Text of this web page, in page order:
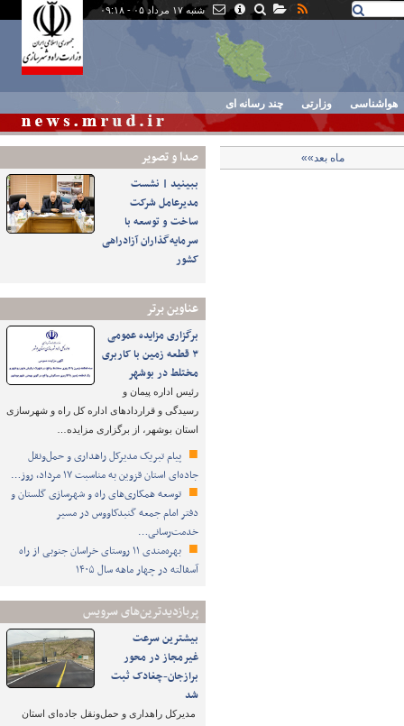
شنبه ۱۷ مرداد ۰۵ - ۰۹:۱۸
هواشناسی وزارتی چند رسانه ای
صدا و تصوير
ببینید | نشست
مدیرعامل شرکت
ساخت و توسعه با
سرمایه‌گذاران آزادراهی
کشور
عناوین برتر
برگزاری مزایده عمومی
۳ قطعه زمین با کاربری
مختلط در بوشهر
رئیس اداره پیمان و
رسیدگی و قراردادهای اداره کل راه و شهرسازی
استان بوشهر، از برگزاری مزایده…
پیام تبریک مدیرکل راهداری و حمل‌ونقل
جاده‌ای استان قزوین به مناسبت ۱۷ مرداد، روز…
توسعه همکاری‌های راه و شهرسازی گلستان و
دفتر امام جمعه گنبدکاووس در مسیر
خدمت‌رسانی…
بهره‌مندی ۱۱ روستای خراسان جنوبی از راه
آسفالته در چهار ماهه سال ۱۴۰۵
پربازدیدترین‌های سرویس
بیشترین سرعت
غیرمجاز در محور
برازجان-چغادک ثبت
شد
مدیرکل راهداری و حمل‌ونقل جاده‌ای استان
ماه بعد»»